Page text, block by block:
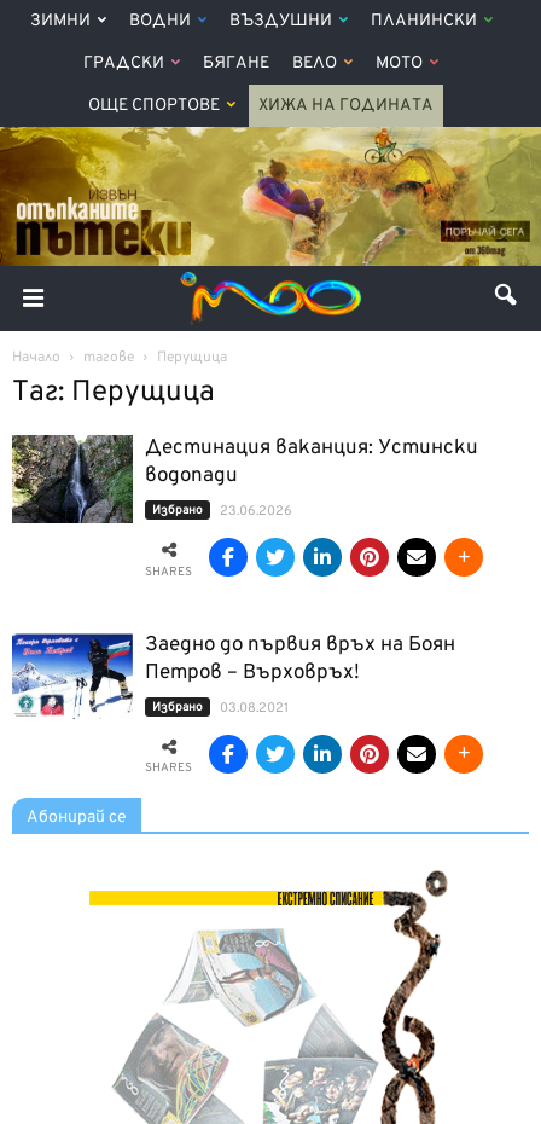
ЗИМНИ ВОДНИ ВЪЗДУШНИ ПЛАНИНСКИ
ГРАДСКИ БЯГАНЕ ВЕЛО МОТО
ОЩЕ СПОРТОВЕ ХИЖА НА ГОДИНАТА
Начало тагове Перущица
Таг: Перущица
Дестинация ваканция: Устински
водопади
Избрано 23.06.2026
SHARES
Заедно до първия връх на Боян
Петров – Върховръх!
Избрано 03.08.2021
SHARES
Абонирай се